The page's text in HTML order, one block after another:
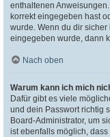
enthaltenen
korrekt eingegeben hast
wurde. Wenn du dir
eingegeben wurde, dann
Nach oben
Warum kann ich mich
Dafür gibt es viele
und dein Passwort richtig
Board-Administrator, um
ist ebenfalls möglich,